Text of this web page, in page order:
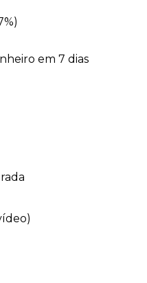
em 7 dias